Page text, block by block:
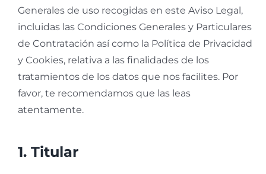
Generales de uso recogidas en este Aviso Legal,
incluidas las Condiciones Generales y Particulares
de Contratación así como la Política de Privacidad
y Cookies, relativa a las finalidades de los
tratamientos de los datos que nos facilites. Por
favor, te recomendamos que las leas
atentamente.
1. Titular